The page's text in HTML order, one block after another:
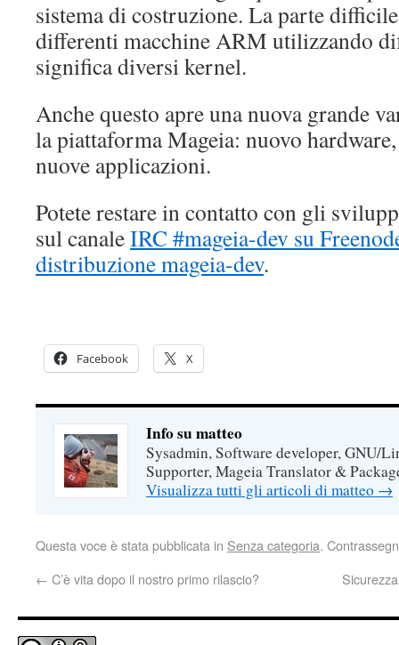
sistema di costruzione. La parte
differenti macchine ARM utilizzando
significa diversi kernel.
Anche questo apre una nuova grande
la piattaforma Mageia: nuovo
nuove applicazioni.
Potete restare in contatto con gli
sul canaleIRC #mageia-dev su
distribuzione mageia-dev.
Facebook X
Info su matteo
Sysadmin, Software developer, GNU/
Supporter, Mageia Translator &
Visualizza tutti gli articoli di matteo →
Questa voce è stata pubblicata in Senza categoria.
← C’è vita dopo il nostro primo rilascio?